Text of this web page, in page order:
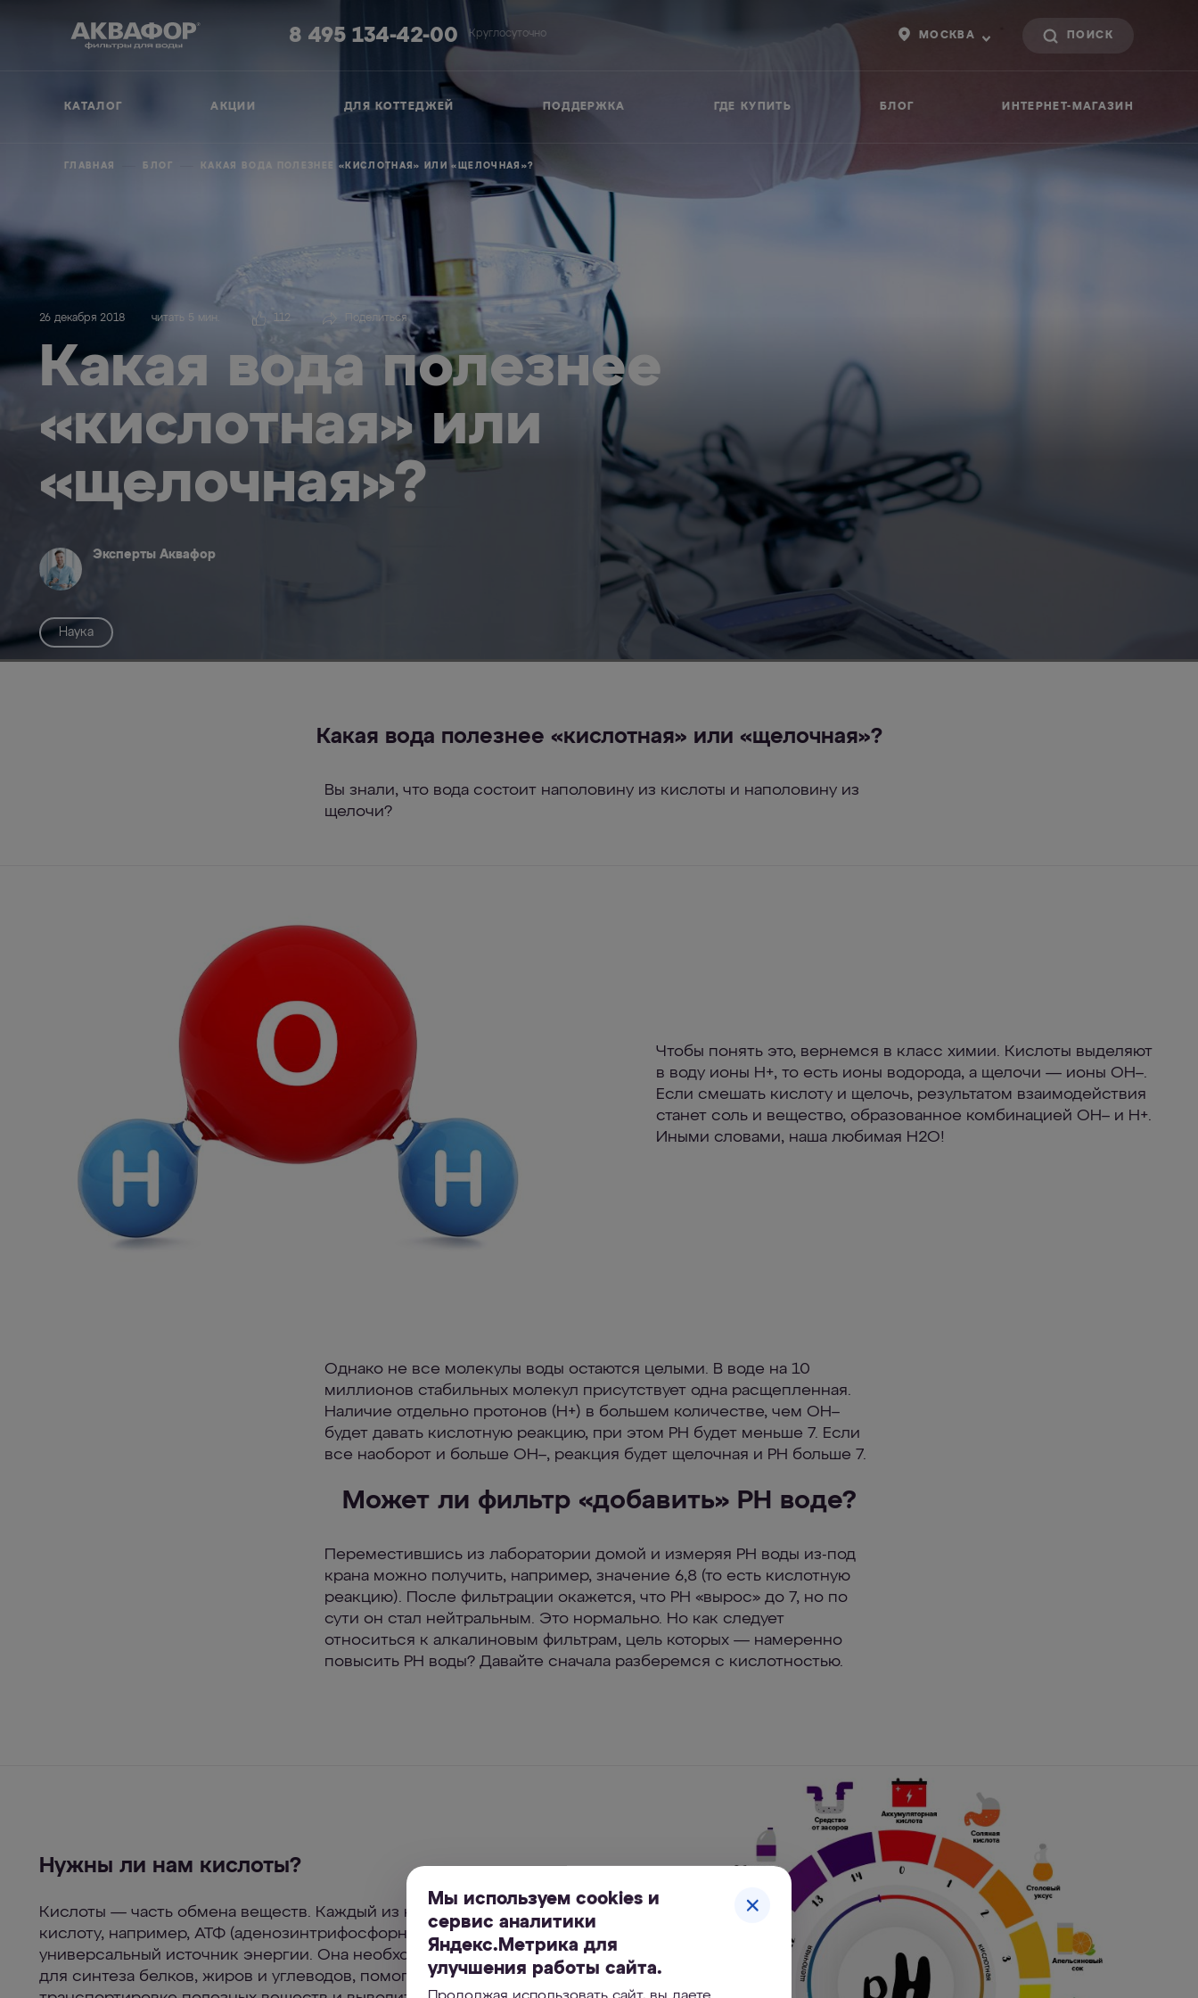
8 495 134-42-00 Круглосуточно МОСКВА
КАТАЛОГ АКЦИИ ДЛЯ КОТТЕДЖЕЙ ПОДДЕРЖКА ГДЕ КУПИТЬ БЛОГ ИНТЕРНЕТ-МАГАЗИН
ГЛАВНАЯ БЛОГ КАКАЯ ВОДА ПОЛЕЗНЕЕ «КИСЛОТНАЯ» ИЛИ «ЩЕЛОЧНАЯ»?
26 декабря 2018 читать 5 мин. 112 Поделиться
Какая вода полезнее
«кислотная» или
«щелочная»?
Эксперты Аквафор
Наука
Какая вода полезнее «кислотная» или «щелочная»?
Вы знали, что вода состоит наполовину из кислоты и наполовину из
щелочи?
Чтобы понять это, вернемся в класс химии. Кислоты выделяют
в воду ионы Н+, то есть ионы водорода, а щелочи — ионы ОН–.
Если смешать кислоту и щелочь, результатом взаимодействия
станет соль и вещество, образованное комбинацией ОН– и Н+.
Иными словами, наша любимая Н2О!
Однако не все молекулы воды остаются целыми. В воде на 10
миллионов стабильных молекул присутствует одна расщепленная.
Наличие отдельно протонов (Н+) в большем количестве, чем ОН–
будет давать кислотную реакцию, при этом РН будет меньше 7. Если
все наоборот и больше ОН–, реакция будет щелочная и РН больше 7.
Может ли фильтр «добавить» PH воде?
Переместившись из лаборатории домой и измеряя РН воды из-под
крана можно получить, например, значение 6,8 (то есть кислотную
реакцию). После фильтрации окажется, что РН «вырос» до 7, но по
сути он стал нейтральным. Это нормально. Но как следует
относиться к алкалиновым фильтрам, цель которых — намеренно
повысить РН воды? Давайте сначала разберемся с кислотностью.
Нужны ли нам кислоты?
Кислоты — часть обмена веществ. Каждый из нас производит
кислоту, например, АТФ (аденозинтрифосфорная кислота) —
универсальный источник энергии. Она необходима клеткам
для синтеза белков, жиров и углеводов, помогает в
Мы используем cookies и
сервис аналитики
Яндекс.Метрика для
улучшения работы сайта.